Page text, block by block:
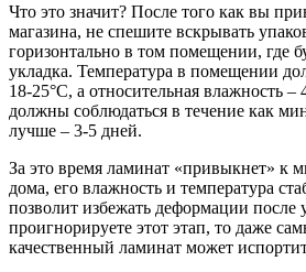
Что это значит? После того как вы
магазина, не спешите вскрывать
горизонтально в том помещении, где
укладка. Температура в помещении
18-25°C, а относительная влажность
должны соблюдаться в течение как
лучше – 3-5 дней.
За это время ламинат «привыкнет» к
дома, его влажность и температура
позволит избежать деформации после
проигнорируете этот этап, то даже
качественный ламинат может